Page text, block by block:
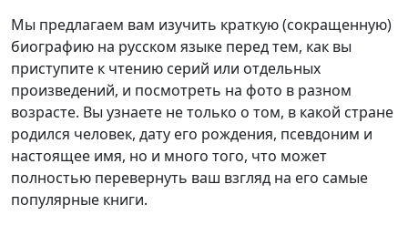
Мы предлагаем вам изучить краткую (сокращенную)
биографию на русском языке перед тем, как вы
приступите к чтению серий или отдельных
произведений, и посмотреть на фото в разном
возрасте. Вы узнаете не только о том, в какой стране
родился человек, дату его рождения, псевдоним и
настоящее имя, но и много того, что может
полностью перевернуть ваш взгляд на его самые
популярные книги.